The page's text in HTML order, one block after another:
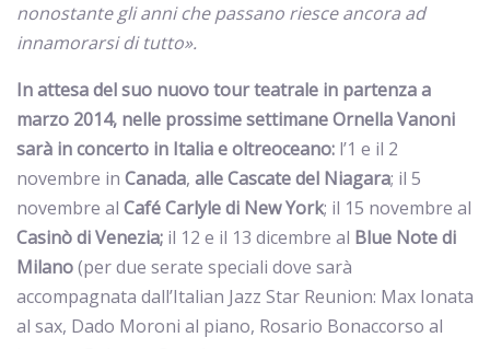
nonostante gli anni che passano riesce ancora ad
innamorarsi di tutto».
In attesa del suo nuovo tour teatrale in partenza a
marzo 2014, nelle prossime settimane Ornella Vanoni
sarà in concerto in Italia e oltreoceano: l’1 e il 2
novembre in Canada, alle Cascate del Niagara; il 5
novembre al Café Carlyle di New York; il 15 novembre al
Casinò di Venezia; il 12 e il 13 dicembre al Blue Note di
Milano(per due serate speciali dove sarà
accompagnata dall’Italian Jazz Star Reunion: Max Ionata
al sax, Dado Moroni al piano, Rosario Bonaccorso al